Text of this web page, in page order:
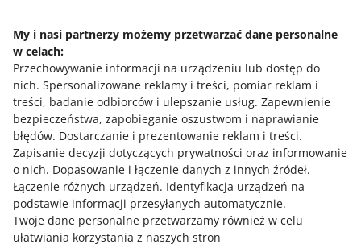
My i nasi partnerzy możemy przetwarzać dane personalne
w celach:
Przechowywanie informacji na urządzeniu lub dostęp do
nich. Spersonalizowane reklamy i treści, pomiar reklam i
treści, badanie odbiorców i ulepszanie usług. Zapewnienie
bezpieczeństwa, zapobieganie oszustwom i naprawianie
błędów. Dostarczanie i prezentowanie reklam i treści.
Zapisanie decyzji dotyczących prywatności oraz informowanie
o nich. Dopasowanie i łączenie danych z innych źródeł.
Łączenie różnych urządzeń. Identyfikacja urządzeń na
podstawie informacji przesyłanych automatycznie.
Twoje dane personalne przetwarzamy również w celu
ułatwiania korzystania z naszych stron
Potrzebujesz pomocy?
Skontaktuj się z nami
Zapytaj społeczność
Zajrzyj na Allegro Gadane